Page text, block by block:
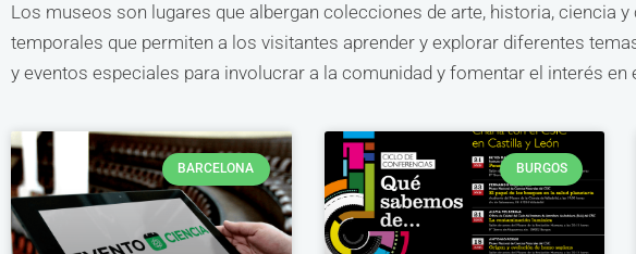
Los museos son lugares que albergan colecciones de arte, historia, ciencia
temporales que permiten a los visitantes aprender y explorar diferentes
y eventos especiales para involucrar a la comunidad y fomentar el interés
BARCELONA BURGOS